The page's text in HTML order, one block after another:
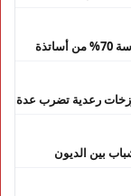
النقابة الوطنية للتعليم تُحرج التويزي: أين دراسة 70% من أساتذة
موجة حر تصل إلى 47 درجة وزخات رعدية تضرب عدة
بين الديون